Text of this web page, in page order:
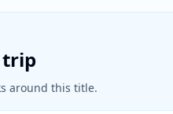
trip
around this title.